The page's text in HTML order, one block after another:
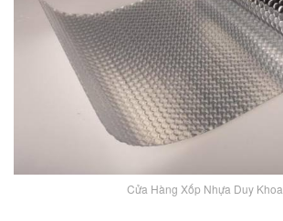
Cửa Hàng Xốp Nhựa Duy Khoa